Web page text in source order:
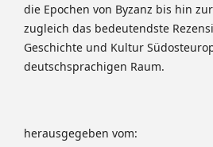
die Epochen von Byzanz bis hin
zugleich das bedeutendste
Geschichte und Kultur
deutschsprachigen Raum.
herausgegeben vom: